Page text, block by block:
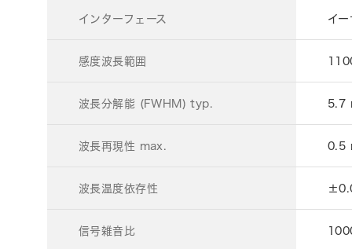
インターフェース イ
感度波長範囲
波長分解能 (FWHM) typ. 5.7
波長再現性 max. 0.5
波長温度依存性
信号雑音比